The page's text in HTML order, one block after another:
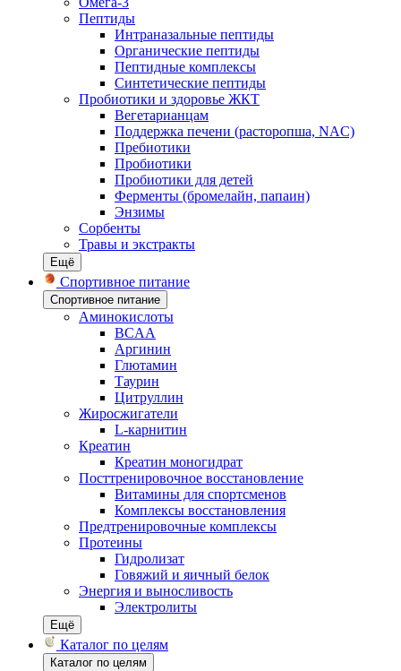
Пептиды
Интраназальные пептиды
Органические пептиды
Пептидные комплексы
Синтетические пептиды
Пробиотики и здоровье ЖКТ
Вегетарианцам
Поддержка печени (расторопша, NAC)
Пребиотики
Пробиотики
Пробиотики для детей
Ферменты (бромелайн, папаин)
Энзимы
Сорбенты
Травы и экстракты
Ещё
Спортивное питание
Спортивное питание
Аминокислоты
BCAA
Аргинин
Глютамин
Таурин
Цитруллин
Жиросжигатели
L-карнитин
Креатин
Креатин моногидрат
Посттренировочное восстановление
Витамины для спортсменов
Комплексы восстановления
Предтренировочные комплексы
Протеины
Гидролизат
Говяжий и яичный белок
Энергия и выносливость
Электролиты
Ещё
Каталог по целям
Каталог по целям